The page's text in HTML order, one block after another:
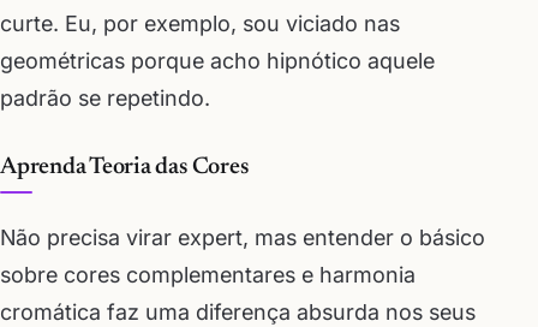
curte. Eu, por exemplo, sou viciado nas
geométricas porque acho hipnótico aquele
padrão se repetindo.
Aprenda Teoria das Cores
Não precisa virar expert, mas entender o básico
sobre cores complementares e harmonia
cromática faz uma diferença absurda nos seus